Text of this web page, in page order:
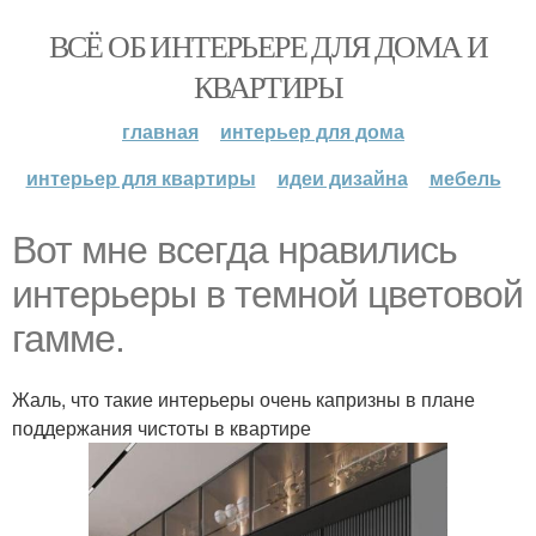
ВСЁ ОБ ИНТЕРЬЕРЕ ДЛЯ ДОМА И
КВАРТИРЫ
главная
интерьер для дома
интерьер для квартиры
идеи дизайна мебель
Вот мне всегда нравились
интерьеры в темной цветовой
гамме.
Жаль, что такие интерьеры очень капризны в плане
поддержания чистоты в квартире